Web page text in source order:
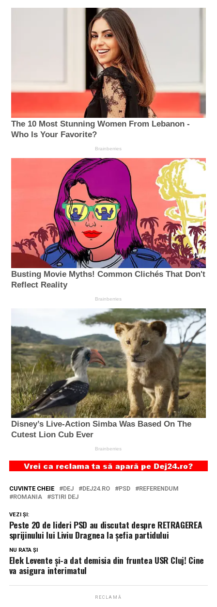
CUVINTE CHEIE DEJ DEJ24.RO PSD
REFERENDUM
ROMANIA
STIRI DEJ
VEZI ȘI:
Peste 20 de lideri PSD au discutat despre RETRAGEREA
sprijinului lui Liviu Dragnea la şefia partidului
NU RATA ȘI
Elek Levente și-a dat demisia din fruntea USR Cluj! Cine
va asigura interimatul
RECLAMĂ